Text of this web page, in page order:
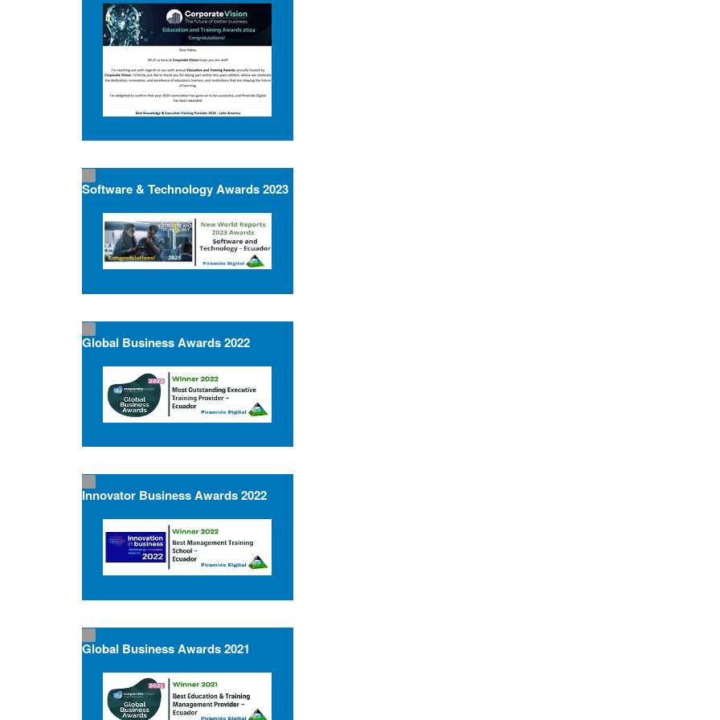
Software & Technology Awards 2023
Global Business Awards 2022
Innovator Business Awards 2022
Global Business Awards 2021